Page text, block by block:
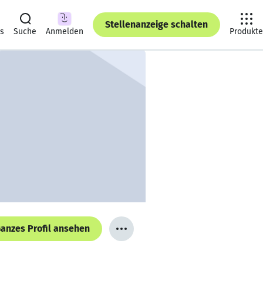
Suche Anmelden
Stellenanzeige schalten
Produkte
Profil ansehen